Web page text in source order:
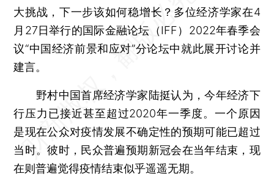
大挑战，下一步该如何稳增长？多位经济学家在4
月27日举行的国际金融论坛（IFF）2022年春季会
议“中国经济前景和应对”分论坛中就此展开讨论并
建言。
野村中国首席经济学家陆挺认为，今年经济下
行压力已接近甚至超过2020年一季度。一个原因
是现在公众对疫情发展不确定性的预期可能已超过
当时。彼时，民众普遍预期新冠会在当年结束，现
在则普遍觉得疫情结束似乎遥遥无期。